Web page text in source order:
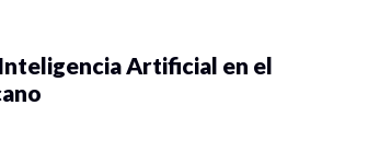
Artificial en el